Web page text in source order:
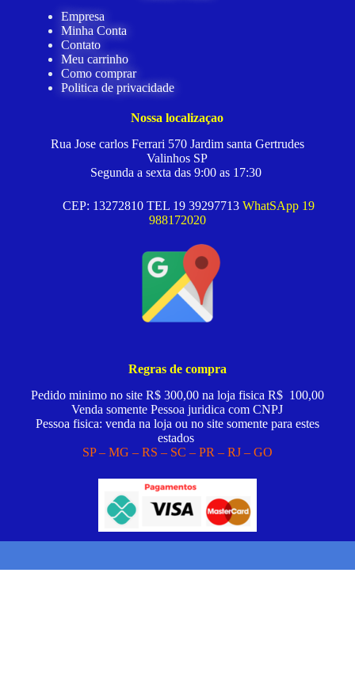
Empresa
Minha Conta
Contato
Meu carrinho
Como comprar
Politica de privacidade
Nossa localizaçao
Rua Jose carlos Ferrari 570 Jardim santa Gertrudes
Valinhos SP
Segunda a sexta das 9:00 as 17:30
CEP: 13272810 TEL 19 39297713 WhatSApp 19
988172020
Regras de compra
Pedido minimo no site R$ 300,00 na loja fisica R$ 100,00
Venda somente Pessoa juridica com CNPJ
Pessoa fisica: venda na loja ou no site somente para estes
estados
SP – MG – RS – SC – PR – RJ – GO